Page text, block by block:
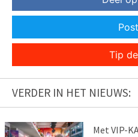
Tip
VERDER IN HET NIEUWS:
Met VIP-